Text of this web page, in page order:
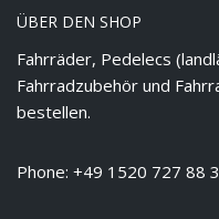
ÜBER DEN SHOP
Fahrräder, Pedelecs
Fahrradzubehör und
bestellen.
Phone: +49 1520 727 88